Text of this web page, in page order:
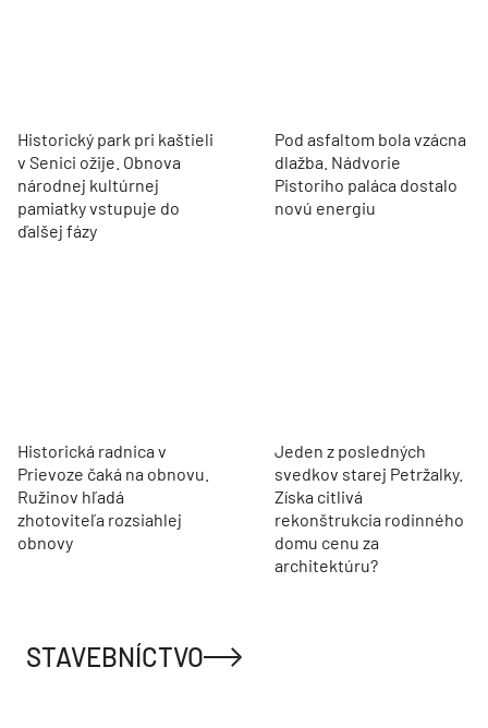
Historický park pri kaštieli
v Senici ožije. Obnova
národnej kultúrnej
pamiatky vstupuje do
ďalšej fázy
Pod asfaltom bola vzácna
dlažba. Nádvorie
Pistoriho paláca dostalo
novú energiu
Historická radnica v
Prievoze čaká na obnovu.
Ružinov hľadá
zhotoviteľa rozsiahlej
obnovy
Jeden z posledných
svedkov starej Petržalky.
Získa citlivá
rekonštrukcia rodinného
domu cenu za
architektúru?
STAVEBNÍCTVO